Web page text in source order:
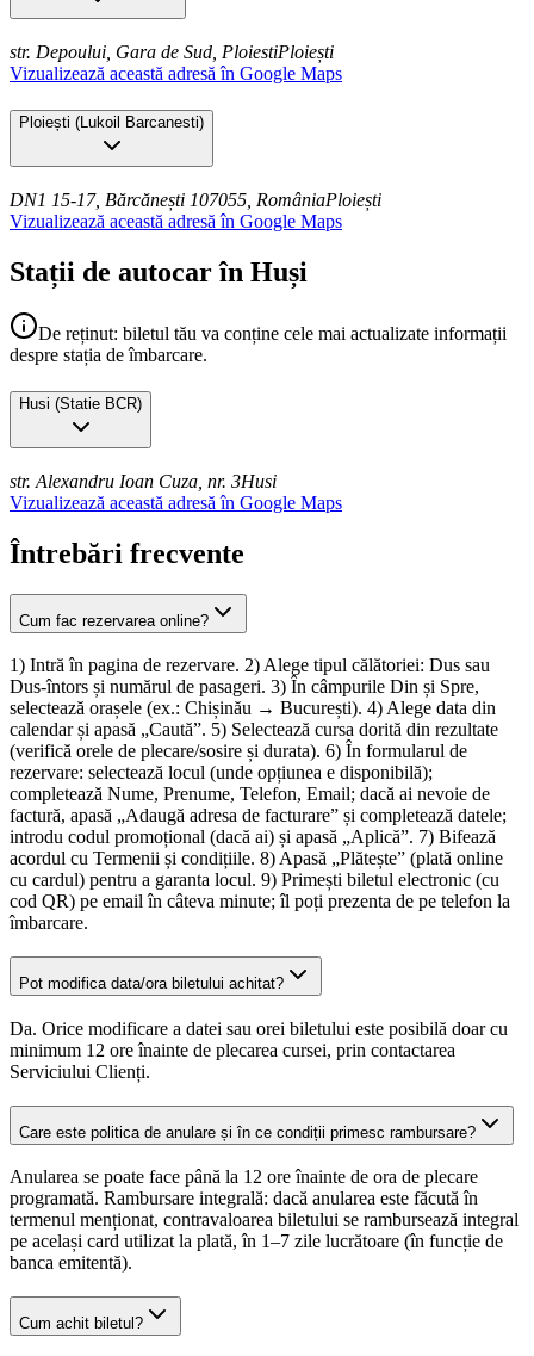
str. Depoului, Gara de Sud, PloiestiPloiești
Vizualizează această adresă în Google Maps
Ploiești ( Lukoil Barcanesti)
DN1 15-17, Bărcănești 107055, RomâniaPloiești
Vizualizează această adresă în Google Maps
Stații de autocar în Huși
De reținut: biletul tău va conține cele mai actualizate informații
despre stația de îmbarcare.
Husi (Statie BCR)
str. Alexandru Ioan Cuza, nr. 3Husi
Vizualizează această adresă în Google Maps
Întrebări frecvente
Cum fac rezervarea online?
1) Intră în pagina de rezervare. 2) Alege tipul călătoriei: Dus sau
Dus-întors și numărul de pasageri. 3) În câmpurile Din și Spre,
selectează orașele (ex.: Chișinău → București). 4) Alege data din
calendar și apasă „Caută”. 5) Selectează cursa dorită din rezultate
(verifică orele de plecare/sosire și durata). 6) În formularul de
rezervare: selectează locul (unde opțiunea e disponibilă);
completează Nume, Prenume, Telefon, Email; dacă ai nevoie de
factură, apasă „Adaugă adresa de facturare” și completează datele;
introdu codul promoțional (dacă ai) și apasă „Aplică”. 7) Bifează
acordul cu Termenii și condițiile. 8) Apasă „Plătește” (plată online
cu cardul) pentru a garanta locul. 9) Primești biletul electronic (cu
cod QR) pe email în câteva minute; îl poți prezenta de pe telefon la
îmbarcare.
Pot modifica data/ora biletului achitat?
Da. Orice modificare a datei sau orei biletului este posibilă doar cu
minimum 12 ore înainte de plecarea cursei, prin contactarea
Serviciului Clienți.
Care este politica de anulare și în ce condiții primesc rambursare?
Anularea se poate face până la 12 ore înainte de ora de plecare
programată. Rambursare integrală: dacă anularea este făcută în
termenul menționat, contravaloarea biletului se rambursează integral
pe același card utilizat la plată, în 1–7 zile lucrătoare (în funcție de
banca emitentă).
Cum achit biletul?